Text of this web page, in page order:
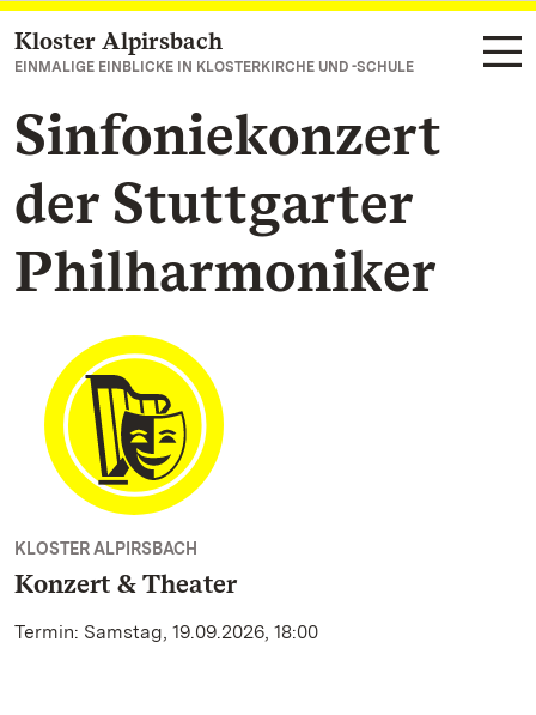
Zum Hauptinhalt springen
Kloster Alpirsbach
EINMALIGE EINBLICKE IN KLOSTERKIRCHE UND -SCHULE
Sinfoniekonzert
der Stuttgarter
Philharmoniker
KLOSTER ALPIRSBACH
Konzert & Theater
Termin: Samstag, 19.09.2026, 18:00